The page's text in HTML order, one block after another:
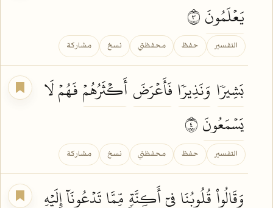
يَعۡلَمُونَ
التفسير حفظ محفظتي نسخ مشاركة
بَشِيرٗا وَنَذِيرٗا فَأَعۡرَضَ أَكۡثَرُهُمۡفَهُمۡ لَا
يَسۡمَعُونَ
التفسير حفظ محفظتي نسخ مشاركة
وَقَالُواْ قُلُوبُنَافِيٓأَكِنَّةٖمِّمَّاتَدۡعُونَآإِلَيۡهِ